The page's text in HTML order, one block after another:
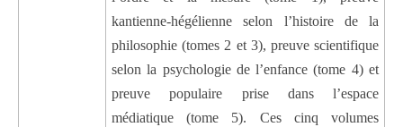
kantienne-hégélienne selon l’histoire de la
philosophie (tomes 2 et 3), preuve scientifique
selon la psychologie de l’enfance (tome 4) et
preuve populaire prise dans l’espace
médiatique (tome 5). Ces cinq volumes